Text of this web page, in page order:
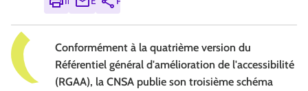
Conformément à la quatrième version du
Référentiel général d'amélioration de l'accessibilité
(RGAA), la CNSA publie son troisième schéma